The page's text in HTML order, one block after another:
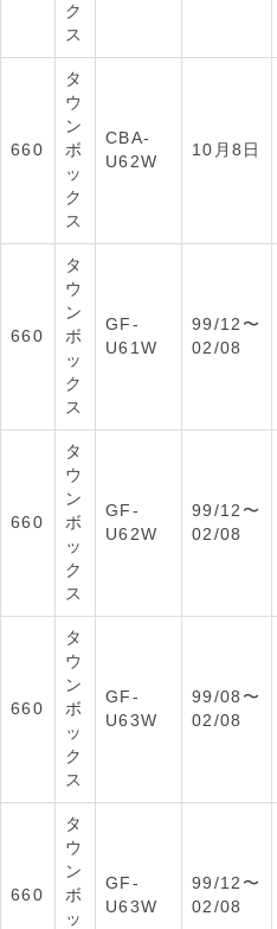
ク
ス
660
タ
ウ
ン
ボ
ッ
ク
ス
CBA-
U62W
10月8日
660
タ
ウ
ン
ボ
ッ
ク
ス
GF-
U61W
99/12〜
02/08
660
タ
ウ
ン
ボ
ッ
ク
ス
GF-
U62W
99/12〜
02/08
660
タ
ウ
ン
ボ
ッ
ク
ス
GF-
U63W
99/08〜
02/08
660
タ
ウ
ン
ボ
ッ
GF-
U63W
99/12〜
02/08